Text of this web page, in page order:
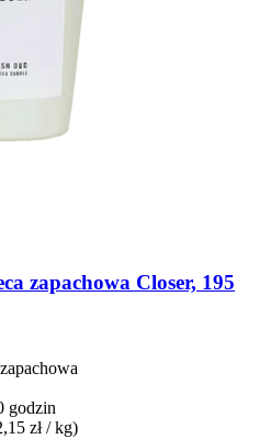
zapachowa Closer, 195
godzin
zł / kg)